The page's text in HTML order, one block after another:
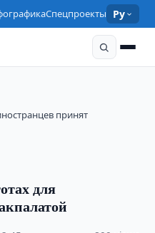
Спецпроекты Ру
принят
для